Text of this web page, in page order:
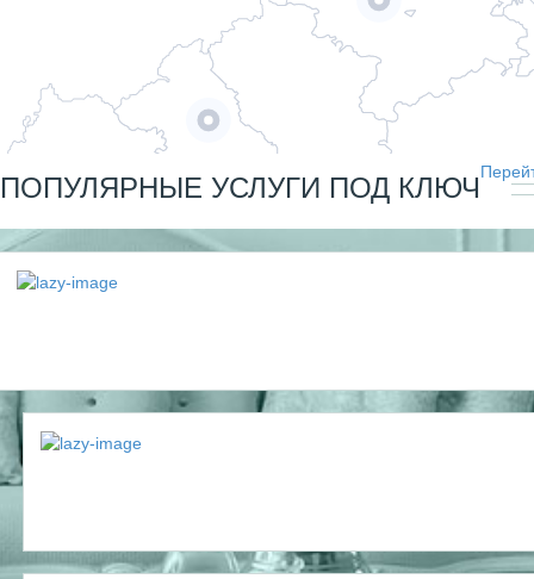
ПОПУЛЯРНЫЕ УСЛУГИ ПОД КЛЮЧ